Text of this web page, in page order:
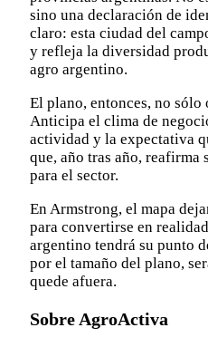
sino una declaración de
claro: esta ciudad del
y refleja la diversidad
agro argentino.
El plano, entonces, no sólo
Anticipa el clima de
actividad y la expectativa
que, año tras año,
para el sector.
En Armstrong, el mapa
para convertirse en
argentino tendrá su punto
por el tamaño del plano,
quede afuera.
Sobre AgroActiva